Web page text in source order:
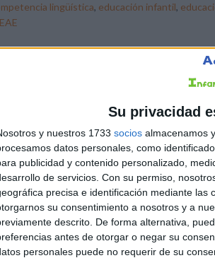
Su privacidad
y nuestros 1733 socios almacenamos
datos personales, como
publicidad y contenido personalizado,
de servicios. Con su permiso,
precisa e identificación mediante las
su consentimiento a nosotros y a
descrito. De forma alternativa,
antes de otorgar o negar su
personales puede no requerir de su
lingüística, educación infantil,
Iniciación a la
El siguiente recurso
donde los niños aprenden a
manera individual, para
simples. A lo largo de sus
prácticos que involucran la
repetición y la formación de